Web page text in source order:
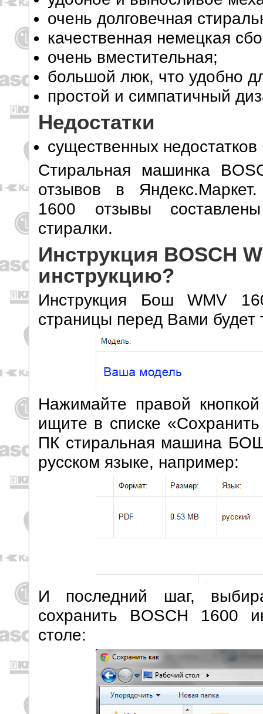
очень долговечная
качественная немецкая
очень вместительная;
большой люк, что удобно
простой и симпатичный
Недостатки
существенных недостатков
Стиральная машинка
отзывов в
1600 отзывы
стиралки.
Инструкция BOSCH
инструкцию?
Инструкция Бош WMV
страницы перед Вами будет
Нажимайте правой
ищите в списке
ПК стиральная машина БОШ
русском языке, например:
И последний шаг,
сохранить BOSCH 1600
столе: